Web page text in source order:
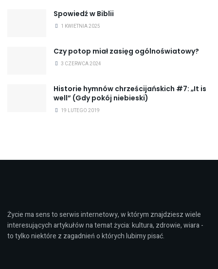
Spowiedź w Biblii
1 KWIETNIA 2025
Czy potop miał zasięg ogólnoświatowy?
3 CZERWCA 2024
Historie hymnów chrześcijańskich #7: „It is
well” (Gdy pokój niebieski)
19 LUTEGO 2019
Życie ma sens to serwis internetowy, w którym znajdziesz wiele
interesujących artykułów na temat życia: kultura, zdrowie, wiara -
to tylko niektóre z zagadnień o których lubimy pisać.